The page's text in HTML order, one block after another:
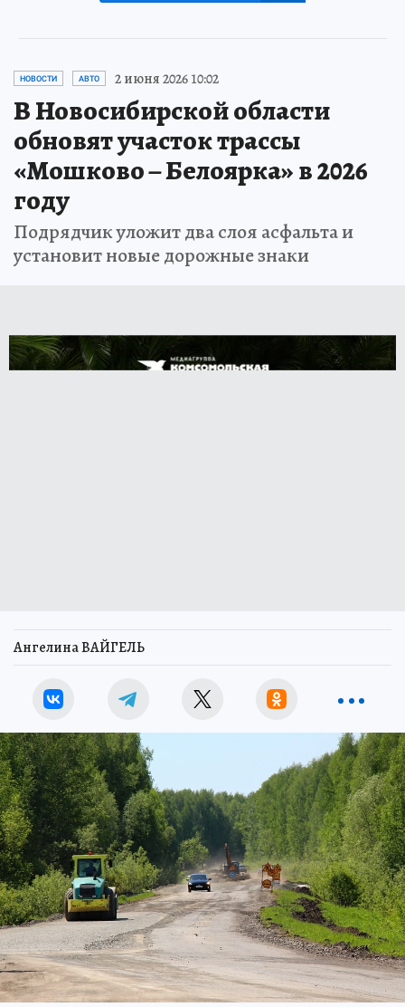
НОВОСТИ АВТО 2 июня 2026 10:02
В Новосибирской области
обновят участок трассы
«Мошково – Белоярка» в 2026
году
Подрядчик уложит два слоя асфальта и
установит новые дорожные знаки
Ангелина ВАЙГЕЛЬ